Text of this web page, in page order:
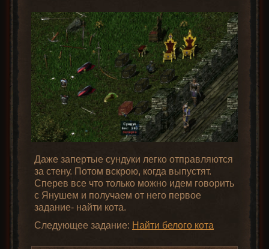
Даже запертые сундуки легко отправляются
за стену. Потом вскрою, когда выпустят.
Сперев все что только можно идем говорить
с Янушем и получаем от него первое
задание- найти кота.
Следующее задание: Найти белого кота